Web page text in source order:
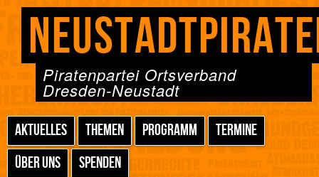
Piratenpartei Ortsverband
Dresden-Neustadt
AKTUELLES THEMEN PROGRAMM
TERMINE
ÜBER UNS
SPENDEN